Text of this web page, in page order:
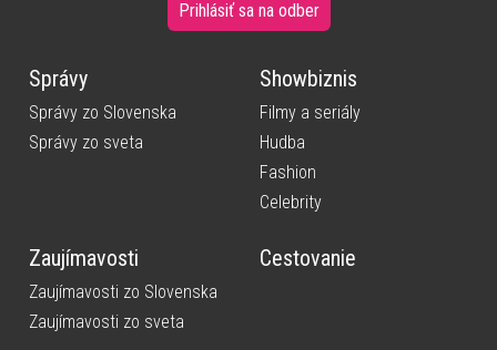
Prihlásiť sa na odber
Správy
Správy zo Slovenska
Správy zo sveta
Showbiznis
Filmy a seriály
Hudba
Fashion
Celebrity
Zaujímavosti
Zaujímavosti zo Slovenska
Zaujímavosti zo sveta
Cestovanie